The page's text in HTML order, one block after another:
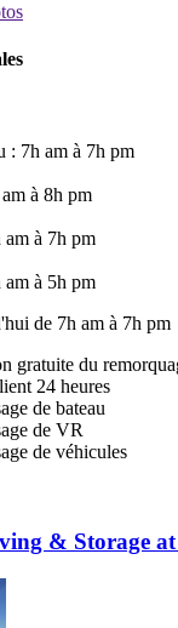
: 7h am à 7h pm
à 8h pm
am à 7h pm
à 5h pm
de 7h am à 7h pm
gratuite du
24 heures
de bateau
de VR
de véhicules
& Storage at